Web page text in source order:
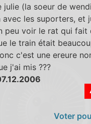
julie (la soeur de
avec les suporters, et
peu voir le rat qui fait
le train était
c'est une ereure
j'ai mis ???
Voter